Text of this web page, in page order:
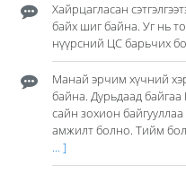
Хайрцагласан
байх шиг байна. Уг нь
нүүрсний ЦС барьчих
Манай эрчим хүчний
байна. Дурьдаад
сайн зохион
амжилт болно. Тийм
... ]